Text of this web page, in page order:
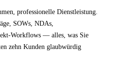
professionelle Dienstleistung.
SOWs, NDAs,
Workflows — alles, was Sie
zehn Kunden glaubwürdig